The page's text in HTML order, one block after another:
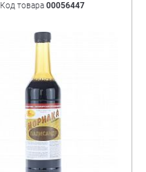
Код товара00056447